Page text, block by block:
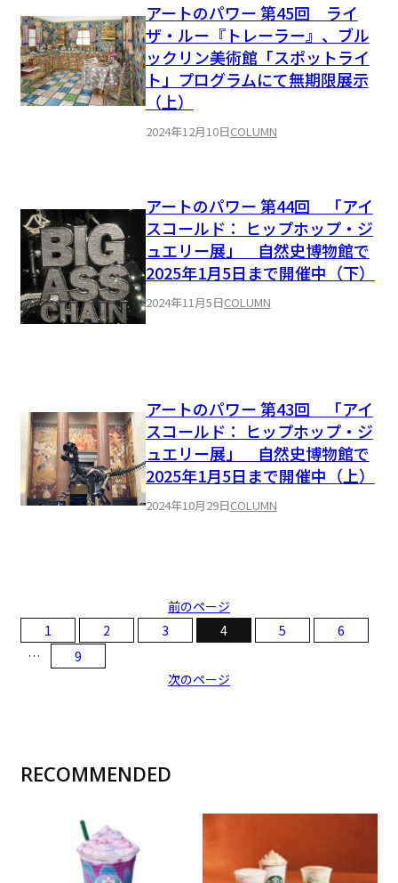
アートのパワー 第45回 ライ
ザ・ルー『トレーラー』、ブル
ックリン美術館「スポットライ
ト」プログラムにて無期限展示
（上）
2024年12月10日COLUMN
アートのパワー 第44回 「アイ
スコールド： ヒップホップ・ジ
ュエリー展」 自然史博物館で
2025年1月5日まで開催中（下）
2024年11月5日COLUMN
アートのパワー 第43回 「アイ
スコールド： ヒップホップ・ジ
ュエリー展」 自然史博物館で
2025年1月5日まで開催中（上）
2024年10月29日COLUMN
前のページ
1
2 3 4 5
6
…
9
次のページ
RECOMMENDED